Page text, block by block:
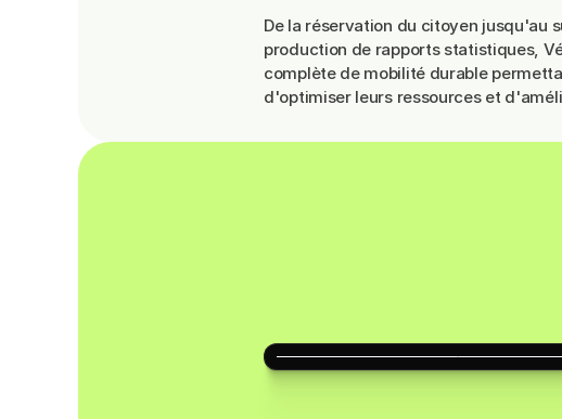
De la réservation du citoyen jusqu'au
production de rapports statistiques,
complète de mobilité durable
d'optimiser leurs ressources et